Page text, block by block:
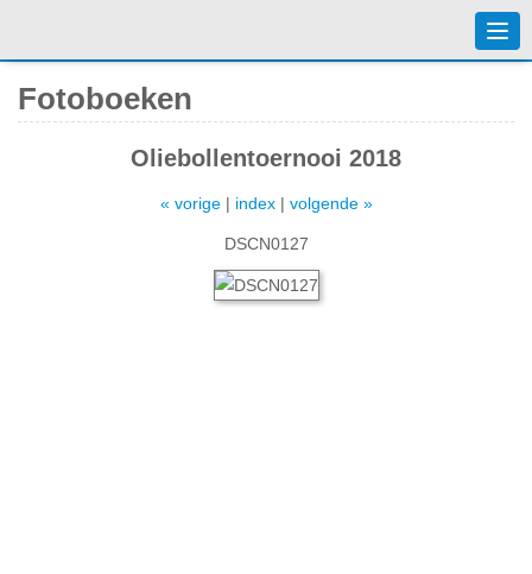
Fotoboeken
Oliebollentoernooi 2018
« vorige| index| volgende »
DSCN0127